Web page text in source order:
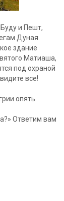
и Пешт,
Дуная.
здание
Матиаша,
под охраной
все!
опять.
Ответим вам